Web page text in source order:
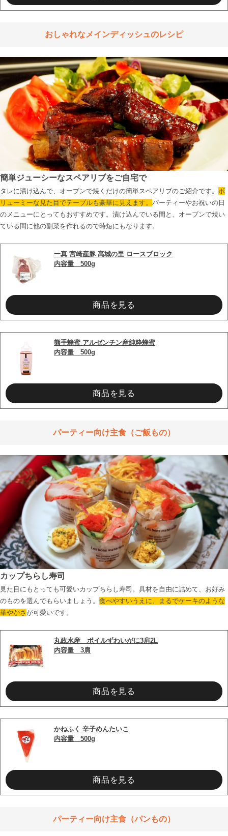
おしゃれなメインディッシュのレシピ
簡単ジューシーなスペアリブをご自宅で
タレに漬け込んで、オーブンで焼くだけの簡単スペアリブのご紹介です。 ボ
リューミーな見た目でテーブルも豪華に見えます。 パーティーやお祝いの日
のメニューにとってもおすすめです。漬け込んでいる間と、オーブンで焼い
ている間に他の副菜を作れるので時短にもなります。
一真 宮崎産豚 高城の里 ロースブロック
内容量　500g
商品を見る
熊手蜂蜜 アルゼンチン産純粋蜂蜜
内容量　500g
商品を見る
パーティー向け主食（ご飯もの）
カップちらし寿司
見た目にもとっても可愛いカップちらし寿司。具材を自由に詰めて、お好み
のものを選んでもらいましょう。 食べやすいうえに、まるでケーキのような
華やかさ が可愛いです。
丸政水産　ボイルずわいがに3肩2L
内容量　3肩
商品を見る
かねふく 辛子めんたいこ
内容量　500g
商品を見る
パーティー向け主食（パンもの）